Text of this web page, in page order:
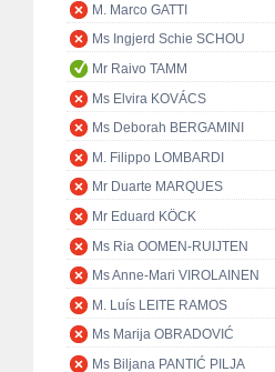
M. Marco GATTI
Ms Ingjerd Schie SCHOU
Mr Raivo TAMM
Ms Elvira KOVÁCS
Ms Deborah BERGAMINI
M. Filippo LOMBARDI
Mr Duarte MARQUES
Mr Eduard KÖCK
Ms Ria OOMEN-RUIJTEN
Ms Anne-Mari VIROLAINEN
M. Luís LEITE RAMOS
Ms Marija OBRADOVIĆ
Ms Biljana PANTIĆ PILJA